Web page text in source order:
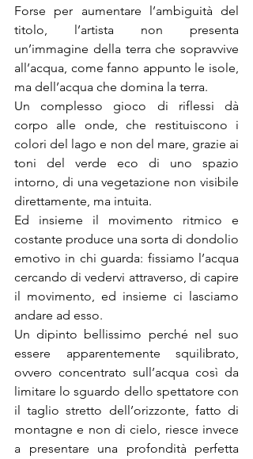
Forse per aumentare l’ambiguità del
titolo, l’artista non presenta
un’immagine della terra che sopravvive
all’acqua, come fanno appunto le isole,
ma dell’acqua che domina la terra.
Un complesso gioco di riflessi dà
corpo alle onde, che restituiscono i
colori del lago e non del mare, grazie ai
toni del verde eco di uno spazio
intorno, di una vegetazione non visibile
direttamente, ma intuita.
Ed insieme il movimento ritmico e
costante produce una sorta di dondolio
emotivo in chi guarda: fissiamo l’acqua
cercando di vedervi attraverso, di capire
il movimento, ed insieme ci lasciamo
andare ad esso.
Un dipinto bellissimo perché nel suo
essere apparentemente squilibrato,
ovvero concentrato sull’acqua così da
limitare lo sguardo dello spettatore con
il taglio stretto dell’orizzonte, fatto di
montagne e non di cielo, riesce invece
a presentare una profondità perfetta